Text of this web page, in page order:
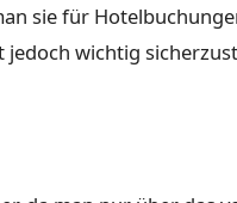
sie für
wichtig